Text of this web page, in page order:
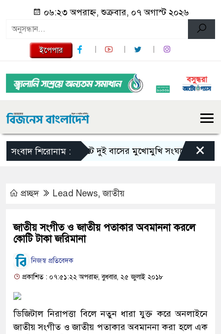
০৬:২৩ অপরাহ্ন, শুক্রবার, ০৭ অগাস্ট ২০২৬
ইপেপার
সংবাদ শিরোনাম :সিলেটে দুই বাসের মুখোমুখি সংঘর্ষে নিহত বেড়ে ৯
×
প্রচ্ছদ Lead News,জাতীয়
জাতীয় সংগীত ও জাতীয় পতাকার অবমাননা করলে
কোটি টাকা জরিমানা
নিজস্ব প্রতিবেদক
প্রকাশিত : ০৭:৫১:২২ অপরাহ্ন, বুধবার, ২৫ জুলাই ২০১৮
ডিজিটাল নিরাপত্তা বিলে নতুন ধারা যুক্ত করে অনলাইনে
জাতীয় সংগীত ও জাতীয় পতাকার অবমাননা করা হলে এক